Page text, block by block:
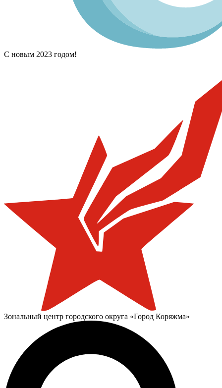
С новым 2023 годом!
Зональный центр городского округа «Город Коряжма»